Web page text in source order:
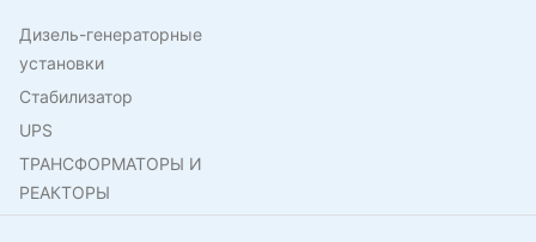
Дизель-генераторные
установки
Стабилизатор
UPS
ТРАНСФОРМАТОРЫ И
РЕАКТОРЫ